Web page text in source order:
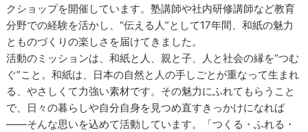
クショップを開催しています。塾講師や社内研修講師など教育
分野での経験を活かし、“伝える人”として17年間、和紙の魅力
とものづくりの楽しさを届けてきました。
活動のミッションは、和紙と人、親と子、人と社会の縁を“つむ
ぐ”こと。和紙は、日本の自然と人の手しごとが重なって生まれ
る、やさしくて力強い素材です。その魅力にふれてもらうこと
で、日々の暮らしや自分自身を見つめ直すきっかけになれば
――そんな思いを込めて活動しています。「つくる・ふれる・